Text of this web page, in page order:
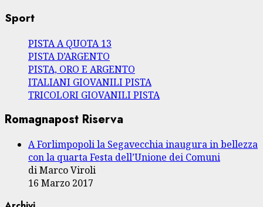
Sport
PISTA A QUOTA 13
PISTA D’ARGENTO
PISTA, ORO E ARGENTO
ITALIANI GIOVANILI PISTA
TRICOLORI GIOVANILI PISTA
Romagnapost Riserva
A Forlimpopoli la Segavecchia inaugura in bellezza
con la quarta Festa dell’Unione dei Comuni
di Marco Viroli
16 Marzo 2017